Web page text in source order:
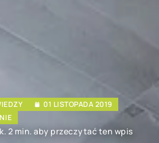
01 LISTOPADA 2019
2 min. aby przeczytać ten wpis